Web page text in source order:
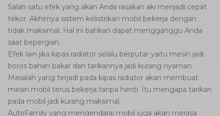
Salah satu efek yang akan Anda rasakan aki menjadi cepat
tekor. Akhirnya sistem kelistrikan mobil bekerja dengan
tidak maksimal. Hal ini bahkan dapat mengganggu Anda
saat bepergian.
Efek lain jika kipas radiator selalu berputar yaitu mesin jadi
boros bahan bakar dan tarikannya jadi kurang nyaman.
Masalah yang terjadi pada kipas radiator akan membuat
mesin mobil terus bekerja tanpa henti. Itu mengapa tarikan
pada mobil jadi kurang maksimal.
AutoFamily yang mengendarai mobil juga akan merasa